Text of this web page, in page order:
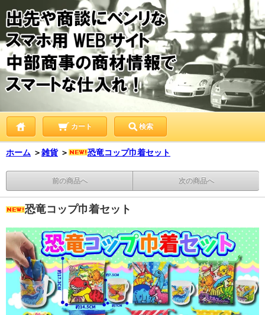
カート 検索
ホーム ＞雑貨 ＞ 恐竜コップ巾着セット
前の商品へ 次の商品へ
恐竜コップ巾着セット